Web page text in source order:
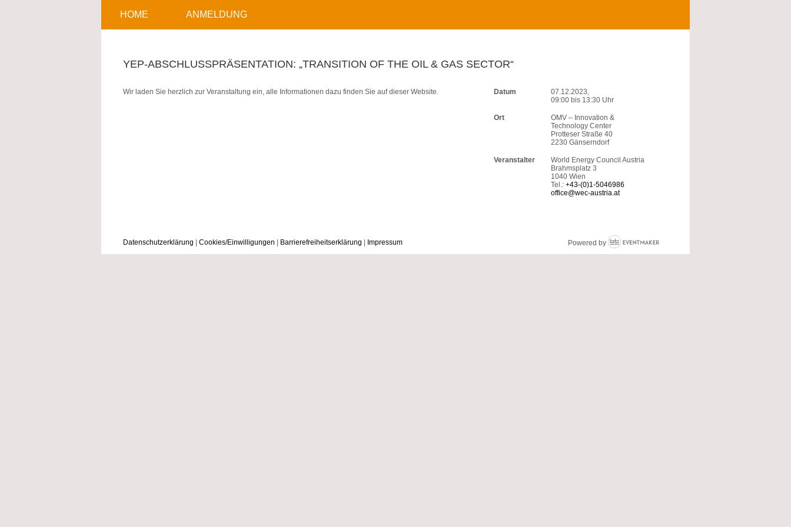
HOME ANMELDUNG
YEP-ABSCHLUSSPRÄSENTATION: „TRANSITION OF THE OIL & GAS SECTOR“
Wir laden Sie herzlich zur Veranstaltung ein, alle Informationen dazu finden Sie auf dieser Website. Datum
07.12.2023,
09:00bis 13:30 Uhr
Ort
OMV – Innovation &
Technology Center
Protteser Straße 40
2230 Gänserndorf
Veranstalter
World Energy Council Austria
Brahmsplatz 3
1040 Wien
Tel.: +43-(0)1-5046986
office@wec-austria.at
Datenschutzerklärung Cookies/Einwilligungen Barrierefreiheitserklärung Impressum Powered by